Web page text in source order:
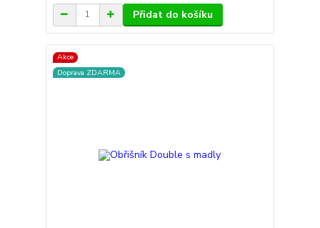
Přidat do košíku
Akce
Doprava ZDARMA